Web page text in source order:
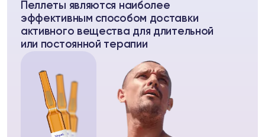
Пеллеты являются наиболее
эффективным способом доставки
активного вещества для длительной
или постоянной терапии